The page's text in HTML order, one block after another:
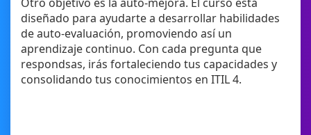
diseñado para ayudarte a desarrollar habilidades
de auto-evaluación, promoviendo así un
aprendizaje continuo. Con cada pregunta que
respondsas, irás fortaleciendo tus capacidades y
consolidando tus conocimientos en ITIL 4.